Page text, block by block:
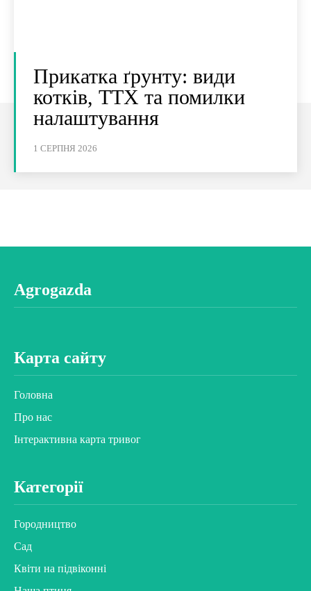
Прикатка ґрунту: види
котків, ТТХ та помилки
налаштування
1 СЕРПНЯ 2026
Agrogazda
Карта сайту
Головна
Про нас
Інтерактивна карта тривог
Категорії
Городництво
Сад
Квіти на підвіконні